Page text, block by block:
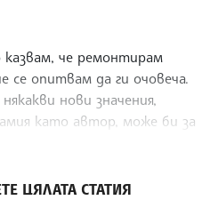
казвам, че ремонтирам
се опитвам да ги очовеча.
нови значения,
като автор, може би за
ЦЯЛАТА СТАТИЯ